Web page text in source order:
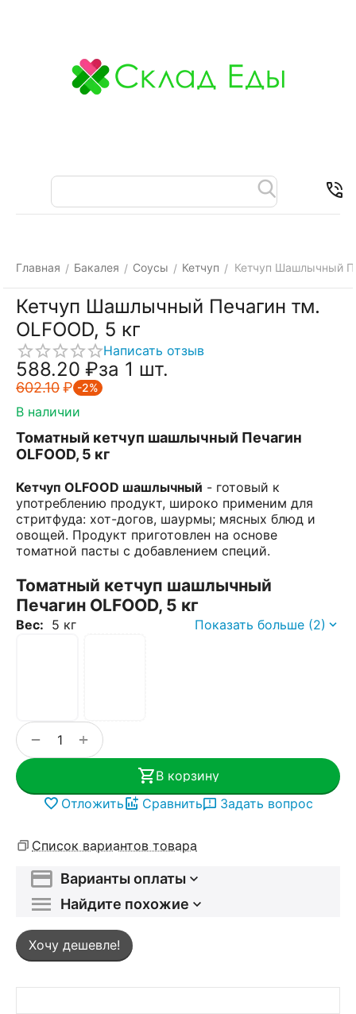
Главная / Бакалея / Соусы / Кетчуп / Кетчуп Шашлычный
Кетчуп Шашлычный Печагин тм.
OLFOOD, 5 кг
Написать отзыв
588.20 ₽за 1 шт.
602.10₽ -2%
В наличии
Томатный кетчуп шашлычный Печагин
OLFOOD, 5 кг
Кетчуп OLFOOD шашлычный - готовый к
употреблению продукт, широко применим для
стритфуда: хот-догов, шаурмы; мясных блюд и
овощей. Продукт приготовлен на основе
томатной пасты с добавлением специй.
Томатный кетчуп шашлычный
Печагин OLFOOD, 5 кг
Вес: 5 кг Показать больше (2)
+
−
В корзину
Отложить
Сравнить Задать вопрос
Список вариантов товара
Варианты оплаты
Найдите похожие
Хочу дешевле!